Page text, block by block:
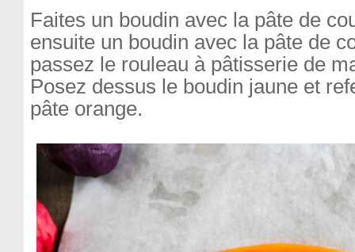
Faites un boudin avec la pâte de
ensuite un boudin avec la pâte de
passez le rouleau à pâtisserie de
Posez dessus le boudin jaune et
pâte orange.